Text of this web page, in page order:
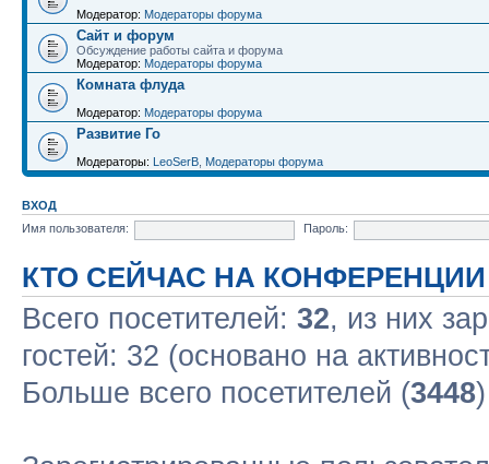
Модератор: Модераторы форума
Сайт и форум
Обсуждение работы сайта и форума
Модератор: Модераторы форума
Комната флуда
Модератор: Модераторы форума
Развитие Го
Модераторы: LeoSerB Модераторы форума
ВХОД
Имя пользователя:
Пароль:
КТО СЕЙЧАС НА КОНФЕРЕНЦИИ
Всего посетителей: 32, из них
гостей: 32 (основано на
Больше всего посетителей (3448